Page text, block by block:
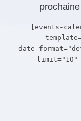
[events-
limit="10"